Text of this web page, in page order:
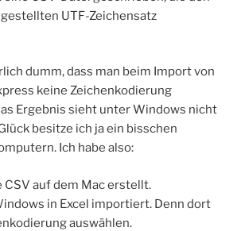
UTF-Zeichensatz
dumm, dass man beim Import von
keine Zeichenkodierung
Ergebnis sieht unter Windows nicht
besitze ich ja ein bisschen
Ich habe also:
CSV auf dem Mac erstellt.
in Excel importiert. Denn dort
auswählen.